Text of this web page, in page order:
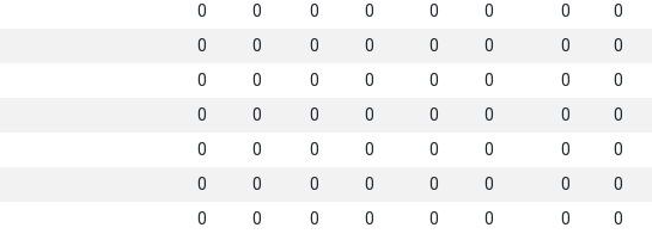
0 0 0 0 0 0 0
0
0 0 0 0 0 0 0
0
0 0 0 0 0 0 0
0
0 0 0 0 0 0 0
0
0 0 0 0 0 0 0
0
0 0 0 0 0 0 0
0
0 0 0 0 0 0 0 0